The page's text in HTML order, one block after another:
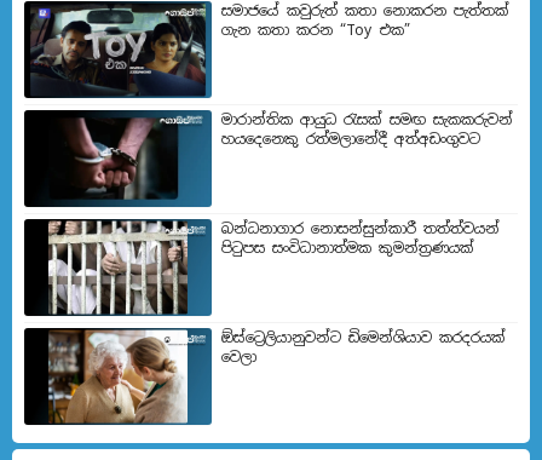
සමාජයේ කවුරුත් කතා නොකරන පැත්තක්
ගැන කතා කරන “Toy එක”
මාරාන්තික ආයුධ රැසක් සමඟ සැකකරුවන්
හයදෙනෙකු රත්මලානේදී අත්අඩංගුවට
බන්ධනාගාර නොසන්සුන්කාරී තත්ත්වයන්
පිටුපස සංවිධානාත්මක කුමන්ත්‍රණයක්
ඕස්ට්‍රෙලියානුවන්ට ඩිමෙන්ශියාව කරදරයක්
වෙලා